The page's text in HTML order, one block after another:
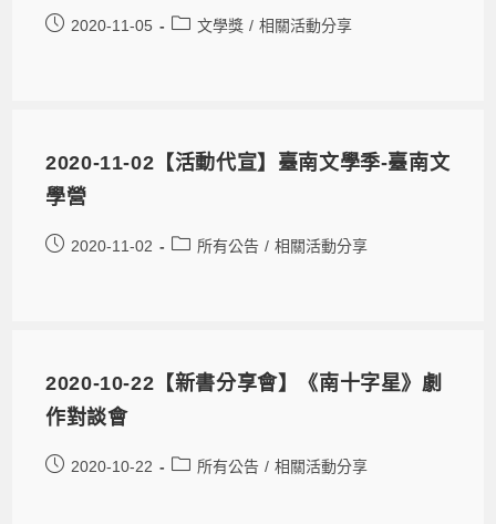
2020-11-05 文學獎 / 相關活動分享
2020-11-02【活動代宣】臺南文學季-臺南文
學營
2020-11-02 所有公告 / 相關活動分享
2020-10-22【新書分享會】《南十字星》劇
作對談會
2020-10-22 所有公告 / 相關活動分享